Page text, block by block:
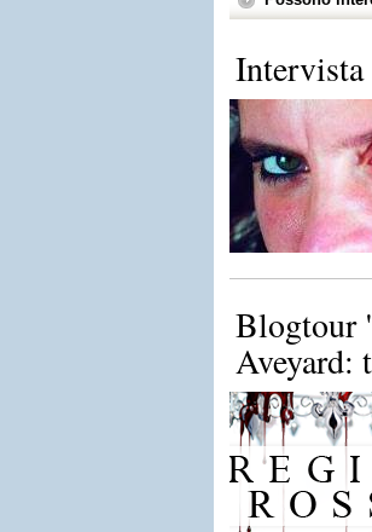
Blogtour
Aveyard: